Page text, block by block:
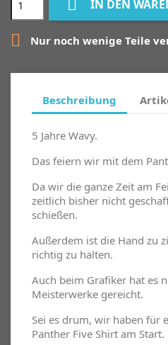
 IN DEN
 Nur noch wenige Teile
Beschreibung
5 Jahre Wavy.
Das feiern wir mit dem
Da wir die ganze Zeit am
zeitlich bisher nicht
schießen.
Außerdem ist die Hand zu
richtig zu halten.
Auch beim Grafiker hat es
Meisterwerke gereicht.
Sei es drum, wir haben für
Panther Five Shirt am Start.